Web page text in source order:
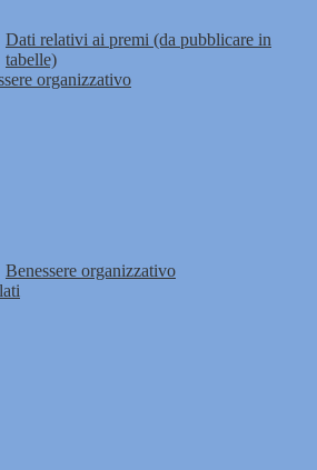
Dati relativi ai premi (da pubblicare in
tabelle)
organizzativo
Benessere organizzativo